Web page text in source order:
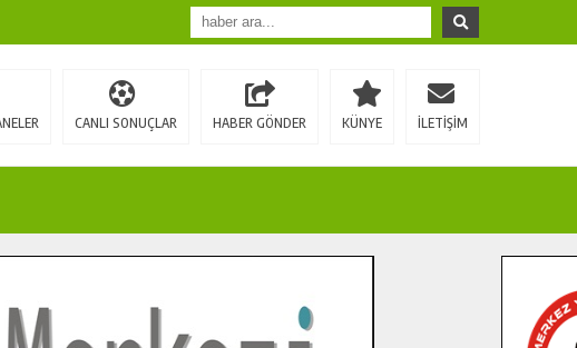
CANLI SONUÇLAR HABER GÖNDER KÜNYE İLETİŞİM